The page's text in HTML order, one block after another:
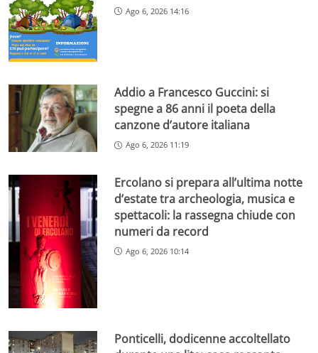
Ago 6, 2026 14:16
Addio a Francesco Guccini: si
spegne a 86 anni il poeta della
canzone d’autore italiana
Ago 6, 2026 11:19
Ercolano si prepara all’ultima notte
d’estate tra archeologia, musica e
spettacoli: la rassegna chiude con
numeri da record
Ago 6, 2026 10:14
Ponticelli, dodicenne accoltellato